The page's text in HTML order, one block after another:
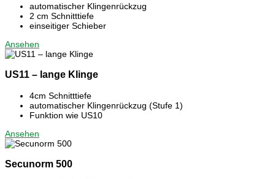
automatischer Klingenrückzug
2 cm Schnitttiefe
einseitiger Schieber
Ansehen
US11 – lange Klinge
4cm Schnitttiefe
automatischer Klingenrückzug (Stufe 1)
Funktion wie US10
Ansehen
Secunorm 500